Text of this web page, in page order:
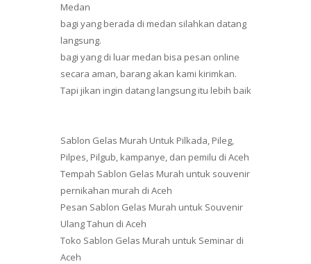
Medan
bagi yang berada di medan silahkan datang
langsung.
bagi yang di luar medan bisa pesan online
secara aman, barang akan kami kirimkan.
Tapi jikan ingin datang langsung itu lebih baik
Sablon Gelas Murah Untuk Pilkada, Pileg,
Pilpes, Pilgub, kampanye, dan pemilu di Aceh
Tempah Sablon Gelas Murah untuk souvenir
pernikahan murah di Aceh
Pesan Sablon Gelas Murah untuk Souvenir
Ulang Tahun di Aceh
Toko Sablon Gelas Murah untuk Seminar di
Aceh